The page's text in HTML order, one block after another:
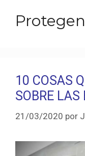
Protegen
10 COSAS
SOBRE LAS
21/03/2020 por